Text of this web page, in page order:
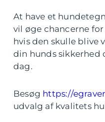
At have et
vil øge chancerne
hvis den skulle blive
din hunds sikkerhed
dag.
Besøg https://
udvalg af kvalitets